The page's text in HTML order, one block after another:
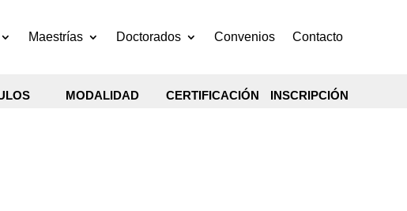
Maestrías Doctorados Convenios Contacto
MODALIDAD CERTIFICACIÓN INSCRIPCIÓN